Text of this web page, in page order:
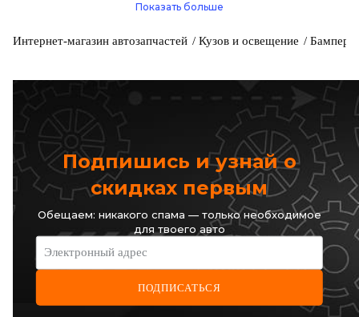
Показать больше
Интернет-магазин автозапчастей Кузов и освещение Бамперы
Подпишись и узнай о
скидках первым
Обещаем: никакого спама — только необходимое
для твоего авто
Электронный адрес
ПОДПИСАТЬСЯ